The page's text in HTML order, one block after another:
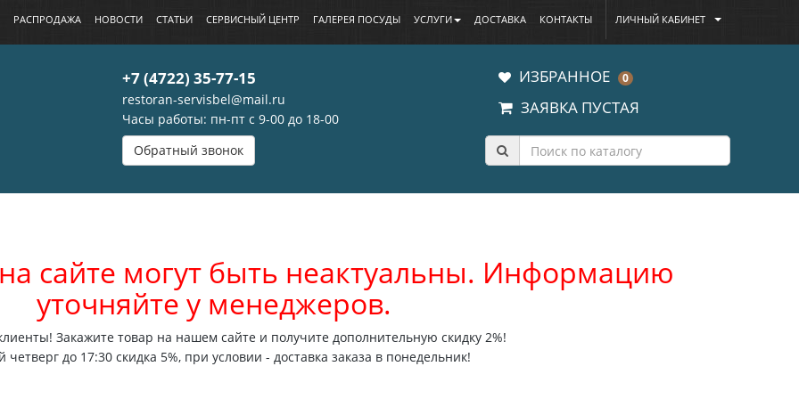
РАСПРОДАЖА НОВОСТИ СТАТЬИ СЕРВИСНЫЙ ЦЕНТР ГАЛЕРЕЯ ПОСУДЫ УСЛУГИ ДОСТАВКА КОНТАКТЫ ЛИЧНЫЙ КАБИНЕТ
+7 (4722) 35-77-15
restoran-servisbel@mail.ru
Часы работы: пн-пт с 9-00 до 18-00
Обратный звонок
ИЗБРАННОЕ 0
ЗАЯВКА ПУСТАЯ
сайте могут быть неактуальны. Информацию
уточняйте у менеджеров.
Закажите товар на нашем сайте и получите дополнительную скидку 2%!
четверг до 17:30 скидка 5%, при условии - доставка заказа в понедельник!